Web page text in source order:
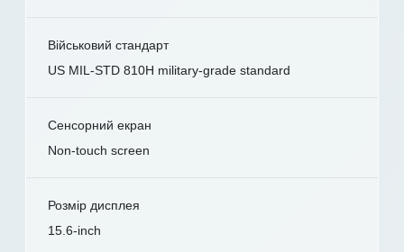
Військовий стандарт
US MIL-STD 810H military-grade standard
Сенсорний екран
Non-touch screen
Розмір дисплея
15.6-inch